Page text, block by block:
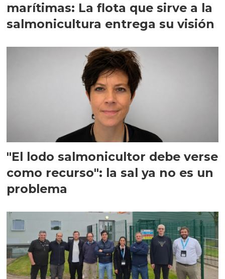
marítimas: La flota que sirve a la
salmonicultura entrega su visión
"El lodo salmonicultor debe verse
como recurso": la sal ya no es un
problema